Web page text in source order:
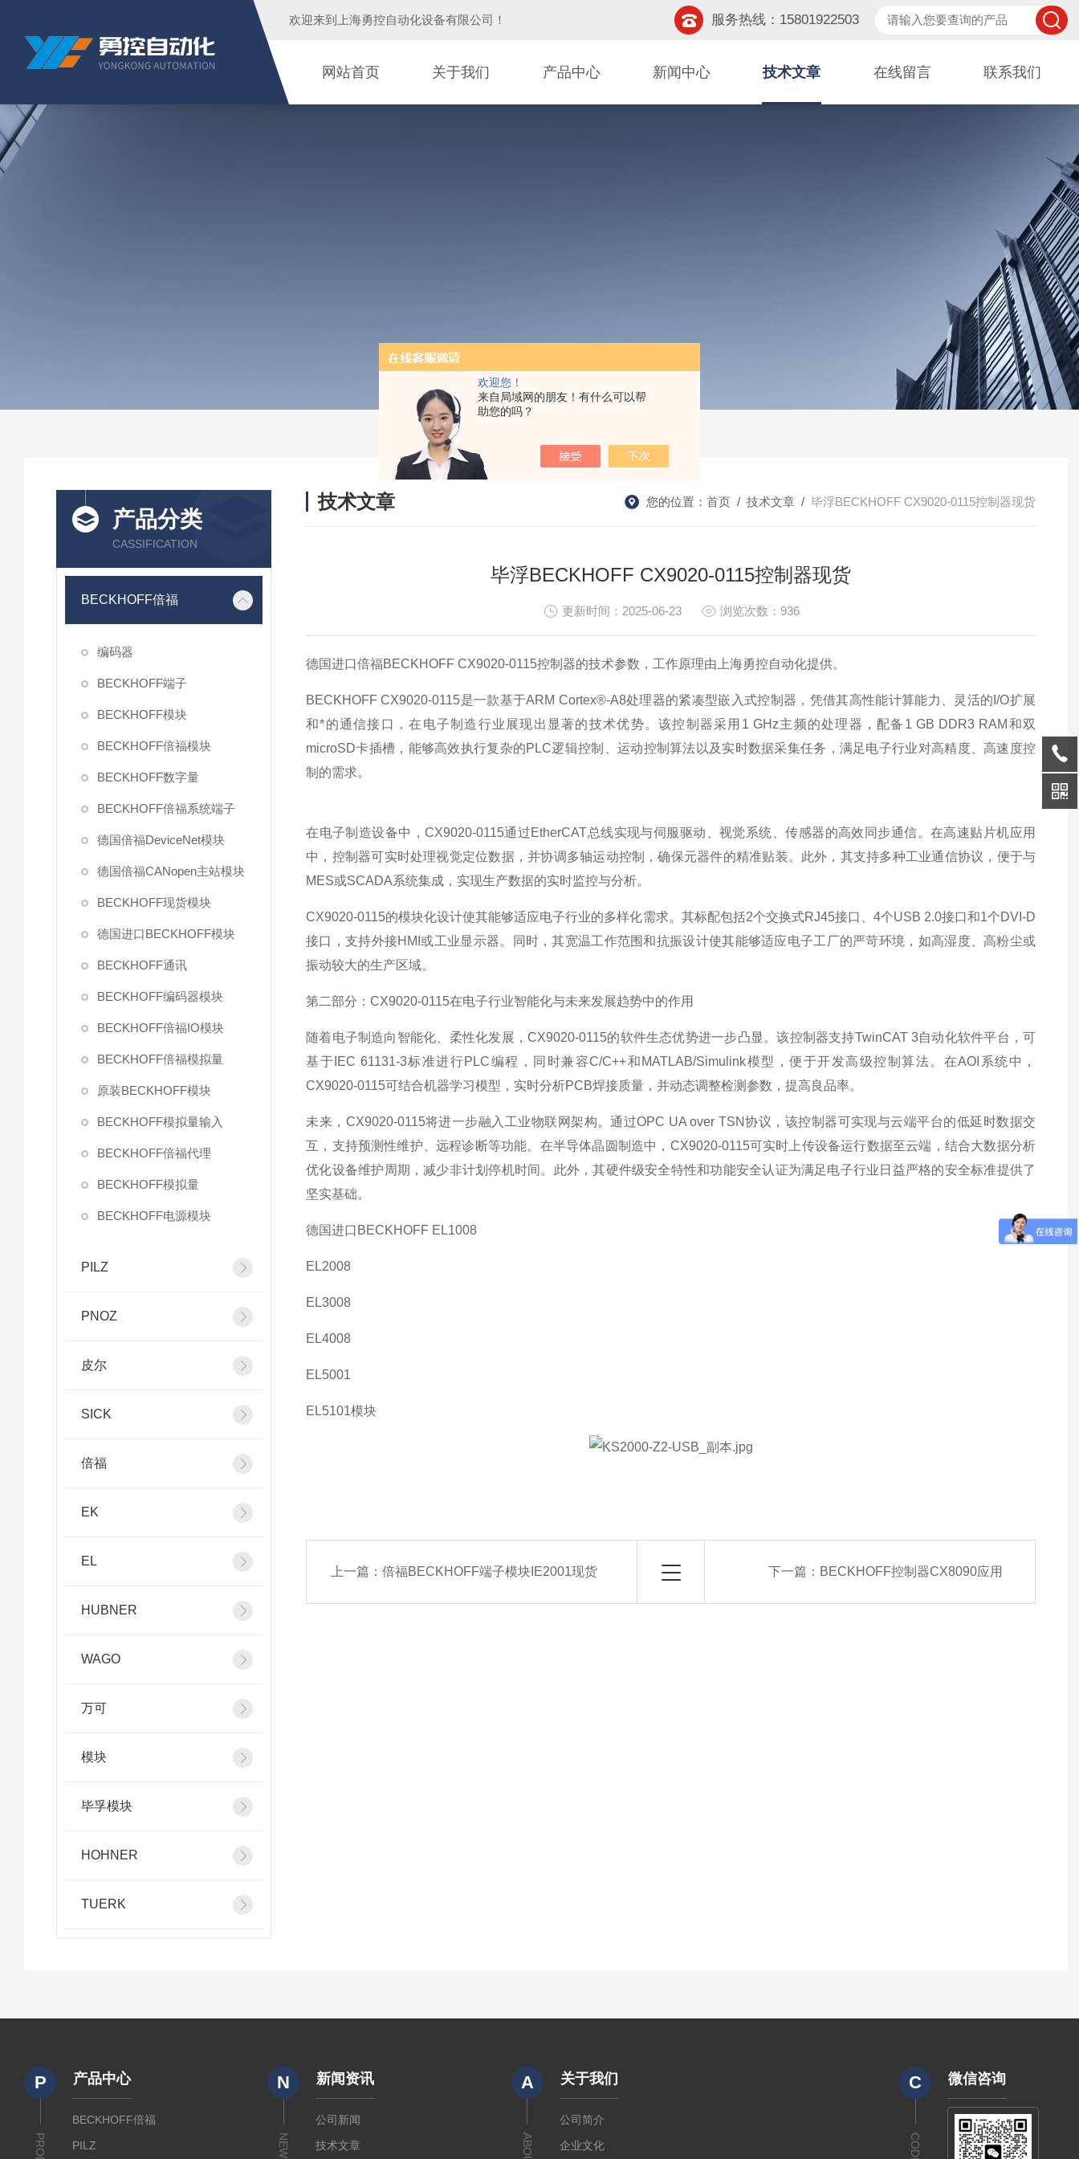
欢迎您！
来自局域网的朋友！有什么可以帮
助您的吗？
欢迎来到 上海勇控自动化设备有限公司 ！ 服务热线：15801922503
网站首页 关于我们 产品中心 新闻中心 技术文章 在线留言 联系我们
产品分类
CASSIFICATION
BECKHOFF倍福
编码器
BECKHOFF端子
BECKHOFF模块
BECKHOFF倍福模块
BECKHOFF数字量
BECKHOFF倍福系统端子
德国倍福DeviceNet模块
德国倍福CANopen主站模块
BECKHOFF现货模块
德国进口BECKHOFF模块
BECKHOFF通讯
BECKHOFF编码器模块
BECKHOFF倍福IO模块
BECKHOFF倍福模拟量
原装BECKHOFF模块
BECKHOFF模拟量输入
BECKHOFF倍福代理
BECKHOFF模拟量
BECKHOFF电源模块
PILZ
PNOZ
皮尔
SICK
倍福
EK
EL
HUBNER
WAGO
万可
模块
毕孚模块
HOHNER
TUERK
技术文章 您的位置： 首页 / 技术文章 / 毕浮BECKHOFF CX9020-0115控制器现货
毕浮BECKHOFF CX9020-0115控制器现货
更新时间：2025-06-23 浏览次数：936
德国进口倍福BECKHOFF CX9020-0115控制器的技术参数，工作原理由上海勇控自动化提供。
BECKHOFF CX9020-0115是一款基于ARM Cortex®-A8处理器的紧凑型嵌入式控制器，凭借其高性能计算能力、灵活的I/O扩展
和*的通信接口，在电子制造行业展现出显著的技术优势。该控制器采用1 GHz主频的处理器，配备1 GB DDR3 RAM和双
microSD卡插槽，能够高效执行复杂的PLC逻辑控制、运动控制算法以及实时数据采集任务，满足电子行业对高精度、高速度控
制的需求。
在电子制造设备中，CX9020-0115通过EtherCAT总线实现与伺服驱动、视觉系统、传感器的高效同步通信。在高速贴片机应用
中，控制器可实时处理视觉定位数据，并协调多轴运动控制，确保元器件的精准贴装。此外，其支持多种工业通信协议，便于与
MES或SCADA系统集成，实现生产数据的实时监控与分析。
CX9020-0115的模块化设计使其能够适应电子行业的多样化需求。其标配包括2个交换式RJ45接口、4个USB 2.0接口和1个DVI-D
接口，支持外接HMI或工业显示器。同时，其宽温工作范围和抗振设计使其能够适应电子工厂的严苛环境，如高湿度、高粉尘或
振动较大的生产区域。
第二部分：CX9020-0115在电子行业智能化与未来发展趋势中的作用
随着电子制造向智能化、柔性化发展，CX9020-0115的软件生态优势进一步凸显。该控制器支持TwinCAT 3自动化软件平台，可
基于IEC 61131-3标准进行PLC编程，同时兼容C/C++和MATLAB/Simulink模型，便于开发高级控制算法。在AOI系统中，
CX9020-0115可结合机器学习模型，实时分析PCB焊接质量，并动态调整检测参数，提高良品率。
未来，CX9020-0115将进一步融入工业物联网架构。通过OPC UA over TSN协议，该控制器可实现与云端平台的低延时数据交
互，支持预测性维护、远程诊断等功能。在半导体晶圆制造中，CX9020-0115可实时上传设备运行数据至云端，结合大数据分析
优化设备维护周期，减少非计划停机时间。此外，其硬件级安全特性和功能安全认证为满足电子行业日益严格的安全标准提供了
坚实基础。
德国进口BECKHOFF EL1008
EL2008
EL3008
EL4008
EL5001
EL5101模块
上一篇：倍福BECKHOFF端子模块IE2001现货 下一篇： BECKHOFF控制器CX8090应用
P 产品中心
BECKHOFF倍福
PILZ
N
NEWS
新闻资讯
公司新闻
技术文章
A 关于我们
公司简介
企业文化
C
CODE
微信咨询